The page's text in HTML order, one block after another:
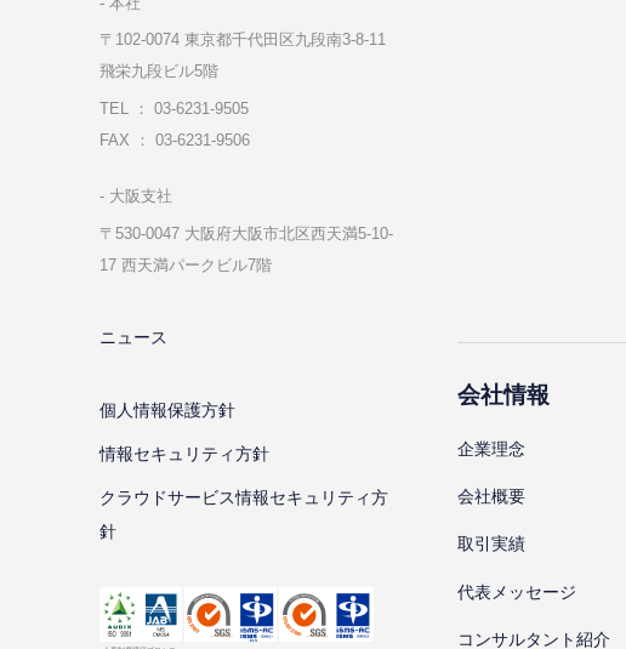
〒102-0074 東京都千代⽥区九段南3-8-11
飛栄九段ビル5階
TEL ： 03-6231-9505
FAX ： 03-6231-9506
⼤阪⽀社
〒530-0047 ⼤阪府⼤阪市北区⻄天満5-10-
17 ⻄天満パークビル7階
ニュース
個⼈情報保護⽅針
情報セキュリティ⽅針
クラウドサービス情報セキュリティ方
針
会社情報
企業理念
会社概要
取引実績
代表メッセージ
コンサルタント紹介